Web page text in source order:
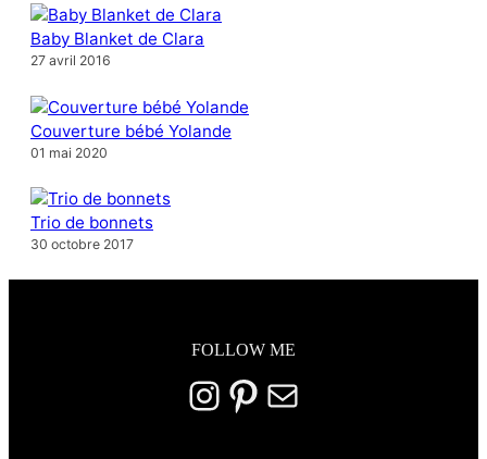
Baby Blanket de Clara
27 avril 2016
Couverture bébé Yolande
01 mai 2020
Trio de bonnets
30 octobre 2017
FOLLOW ME
Instagram Pinterest E-mail